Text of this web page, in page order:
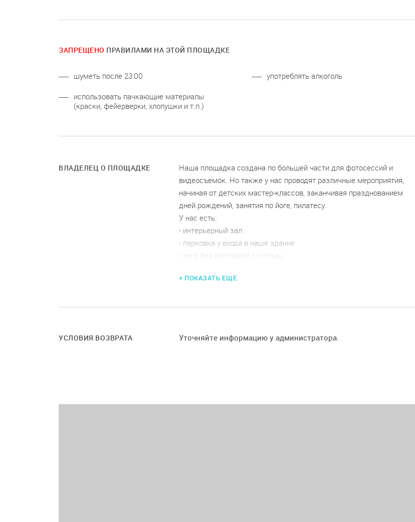
ЗАПРЕЩЕНО ПРАВИЛАМИ НА ЭТОЙ ПЛОЩАДКЕ
шуметь после 23:00
использовать пачкающие материалы
(краски, фейерверки, хлопушки и т.п.)
употреблять алкоголь
ВЛАДЕЛЕЦ О ПЛОЩАДКЕ
Наша площадка создана по большей части для фотосессий и
видеосъемок. Но также у нас проводят различные мероприятия,
начиная от детских мастер-классов, заканчивая празднованием
дней рождений, занятия по йоге, пилатесу.
У нас есть:
- интерьерный зал
- парковка у входа в наше здание
- вход без проходной системы
+ ПОКАЗАТЬ ЕЩЕ
УСЛОВИЯ ВОЗВРАТА Уточняйте информацию у администратора.